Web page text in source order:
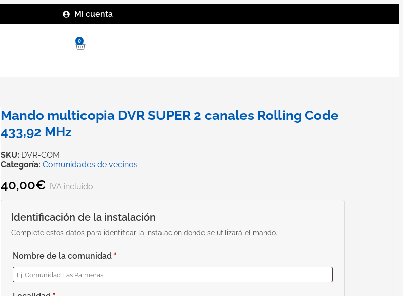
Mi cuenta
0
Mando multicopia DVR SUPER 2 canales Rolling Code
433,92 MHz
SKU: DVR-COM
Categoría:Comunidades de vecinos
40,00€ IVA incluido
Identificación de la instalación
Complete estos datos para identificar la instalación donde se utilizará el mando.
Nombre de la comunidad *